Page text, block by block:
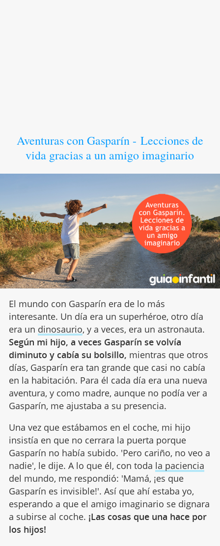
Aventuras con Gasparín - Lecciones de
vida gracias a un amigo imaginario
El mundo con Gasparín era de lo más
interesante. Un día era un superhéroe, otro día
era un dinosaurio, y a veces, era un astronauta.
Según mi hijo, a veces Gasparín se volvía
diminuto y cabía su bolsillo, mientras que otros
días, Gasparín era tan grande que casi no cabía
en la habitación. Para él cada día era una nueva
aventura, y como madre, aunque no podía ver a
Gasparín, me ajustaba a su presencia.
Una vez que estábamos en el coche, mi hijo
insistía en que no cerrara la puerta porque
Gasparín no había subido. 'Pero cariño, no veo a
nadie', le dije. A lo que él, con toda la paciencia
del mundo, me respondió: 'Mamá, ¡es que
Gasparín es invisible!'. Así que ahí estaba yo,
esperando a que el amigo imaginario se dignara
a subirse al coche. ¡Las cosas que una hace por
los hijos!